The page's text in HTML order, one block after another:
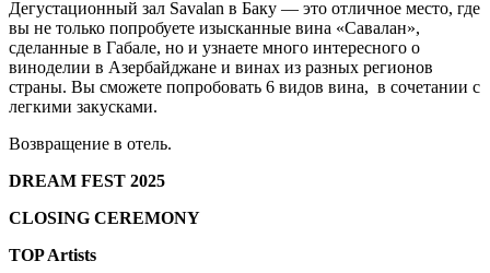
Дегустационный зал Savalan в Баку — это отличное место, где
вы не только попробуете изысканные вина «Савалан»,
сделанные в Габале, но и узнаете много интересного о
виноделии в Азербайджане и винах из разных регионов
страны. Вы сможете попробовать 6 видов вина, в сочетании с
легкими закусками.
Возвращение в отель.
DREAM FEST 2025
CLOSING CEREMONY
TOP Artists